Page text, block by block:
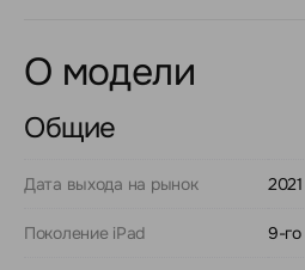
О модели
Общие
Дата выхода на рынок 2021
Поколение iPad 9-го